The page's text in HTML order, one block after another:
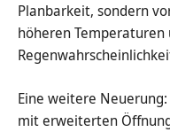
Planbarkeit, sondern
höheren
Eine weitere
mit erweiterten